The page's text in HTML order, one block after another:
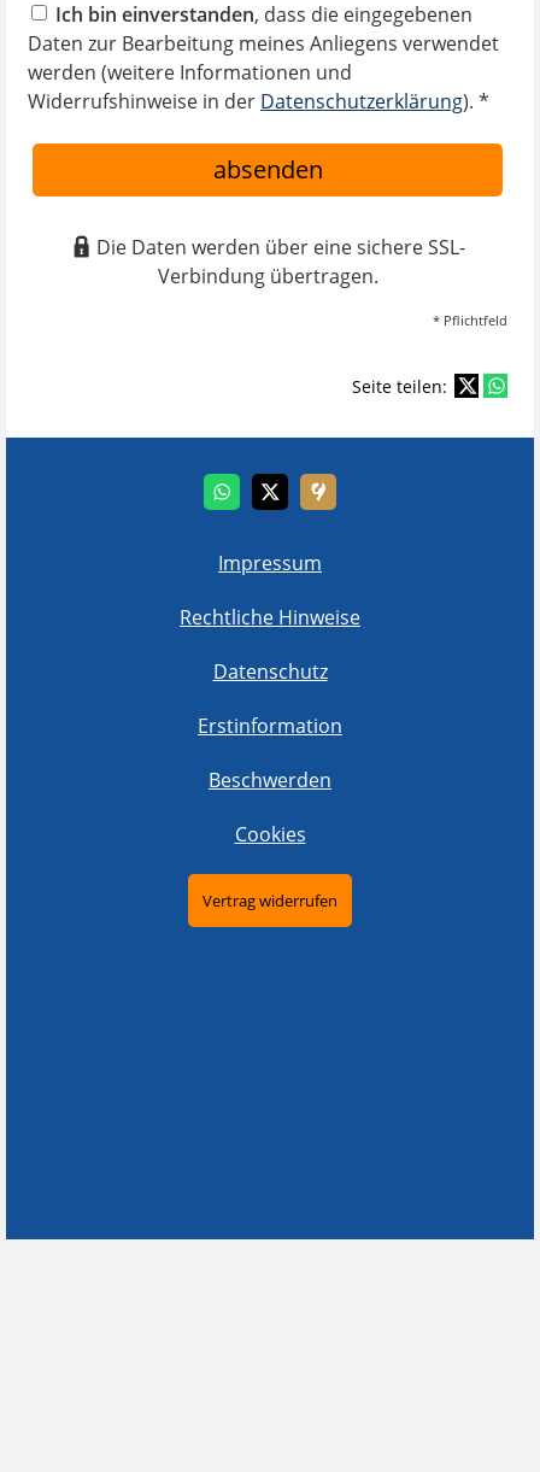
Ich bin einverstanden, dass die eingegebenen
Daten zur Bearbeitung meines Anliegens verwendet
werden (weitere Informationen und
Widerrufshinweise in der Datenschutzerklärung). *
absenden
Die Daten werden über eine sichere SSL-
Verbindung übertragen.
* Pflichtfeld
Seite teilen:
Impressum
Rechtliche Hinweise
Datenschutz
Erstinformation
Beschwerden
Cookies
Vertrag widerrufen